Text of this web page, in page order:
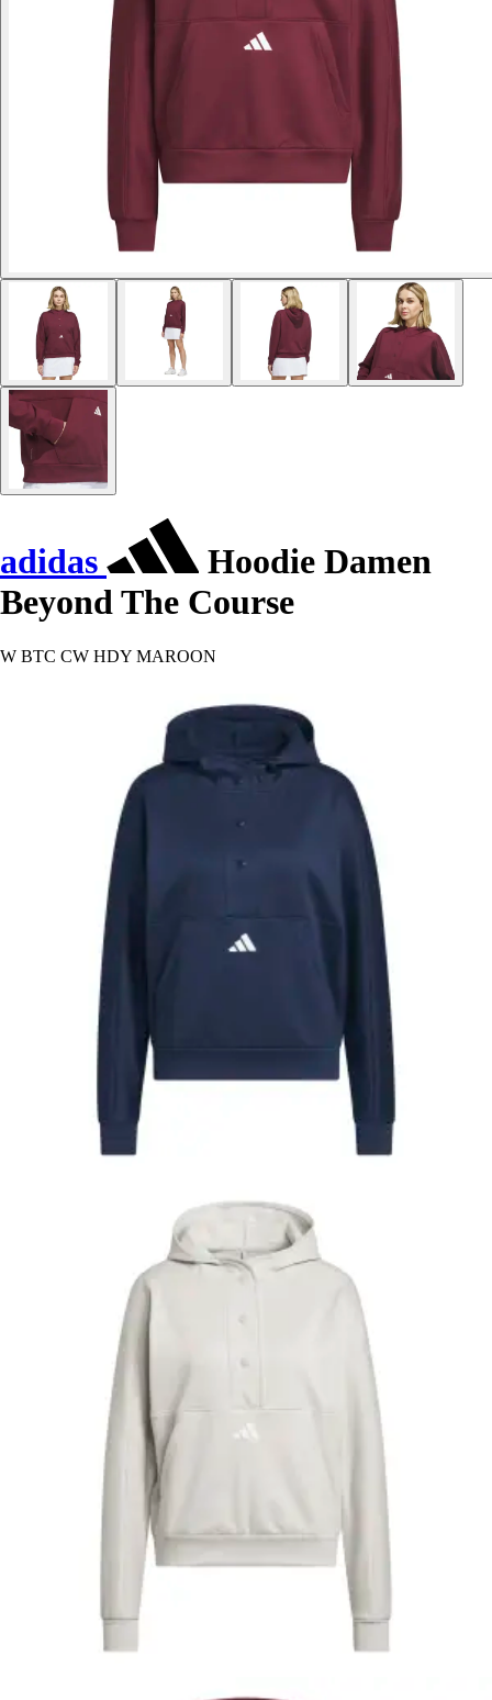
adidas
Hoodie Damen
Beyond The Course
W BTC CW HDY MAROON